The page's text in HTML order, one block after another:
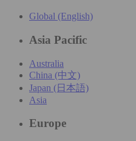
Global (English)
Asia Pacific
Australia
China (中文)
Japan (日本語)
Asia
Europe